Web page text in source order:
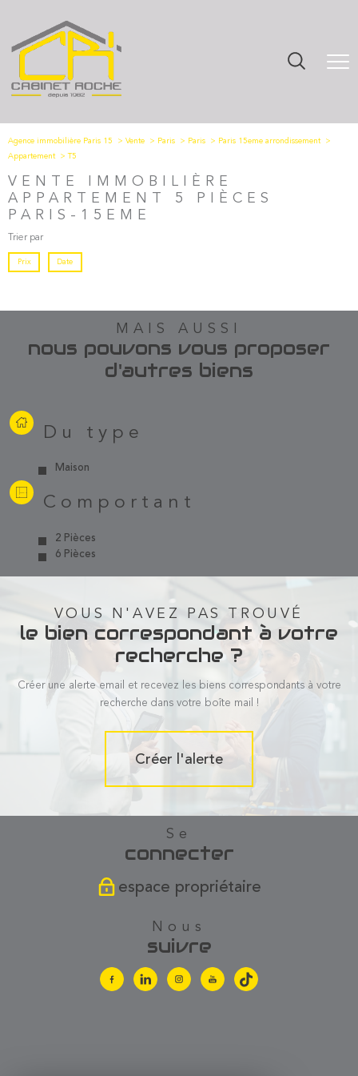
Agence immobilière Paris 15 Vente Paris Paris
Paris 15eme arrondissement
Appartement
T5
VENTE IMMOBILIÈRE
APPARTEMENT 5 PIÈCES
PARIS-15EME
Trier par
Prix Date
MAIS AUSSI
nous pouvons vous proposer
d'autres biens
Du type
Maison
Comportant
2 Pièces
6 Pièces
VOUS N'AVEZ PAS TROUVÉ
le bien correspondant à votre
recherche ?
Créer une alerte email et recevez les biens correspondants à votre
recherche dans votre boîte mail !
Créer l'alerte
se
connecter
espace propriétaire
nous
suivre